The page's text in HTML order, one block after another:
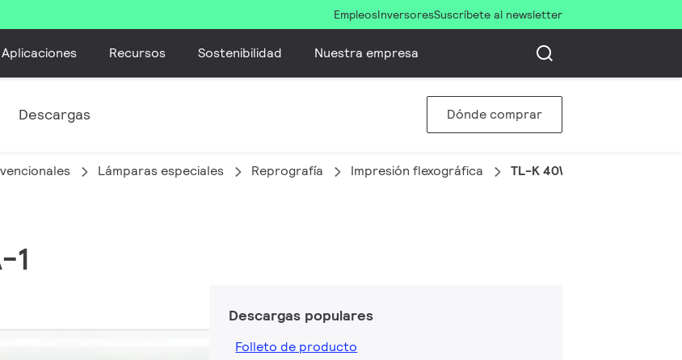
EmpleosInversoresSuscríbete al newsletter
Aplicaciones Recursos Sostenibilidad Nuestra empresa
Descargas Dónde comprar
Lámparas especiales Reprografía Impresión flexográfica TL-K 40W UVA-1
1
Descargas populares
Folleto de producto